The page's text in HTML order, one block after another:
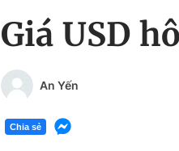
Giá USD
An Yến
Chia sẻ